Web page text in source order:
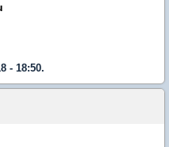
- 18:50.